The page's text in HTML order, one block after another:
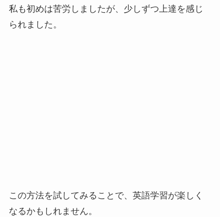
私も初めは苦労しましたが、少しずつ上達を感じ
られました。
この方法を試してみることで、英語学習が楽しく
なるかもしれません。